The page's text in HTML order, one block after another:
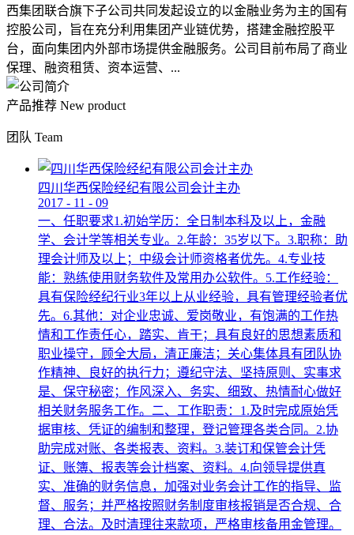
西集团联合旗下子公司共同发起设立的以金融业务为主的国有
控股公司，旨在充分利用集团产业链优势，搭建金融控股平
台，面向集团内外部市场提供金融服务。公司目前布局了商业
保理、融资租赁、资本运营、...
产品推荐 New product
团队 Team
四川华西保险经纪有限公司会计主办
2017 - 11 - 09
一、任职要求1.初始学历：全日制本科及以上，金融
学、会计学等相关专业。2.年龄：35岁以下。3.职称：助
理会计师及以上；中级会计师资格者优先。4.专业技
能：熟练使用财务软件及常用办公软件。5.工作经验：
具有保险经纪行业3年以上从业经验，具有管理经验者优
先。6.其他：对企业忠诚、爱岗敬业，有饱满的工作热
情和工作责任心，踏实、肯干；具有良好的思想素质和
职业操守，顾全大局，清正廉洁；关心集体具有团队协
作精神、良好的执行力；遵纪守法、坚持原则、实事求
是、保守秘密；作风深入、务实、细致、热情耐心做好
相关财务服务工作。二、工作职责：1.及时完成原始凭
据审核、凭证的编制和整理，登记管理各类合同。2.协
助完成对账、各类报表、资料。3.装订和保管会计凭
证、账簿、报表等会计档案、资料。4.向领导提供真
实、准确的财务信息，加强对业务会计工作的指导、监
督、服务；并严格按照财务制度审核报销是否合规、合
理、合法。及时清理往来款项，严格审核备用金管理。